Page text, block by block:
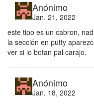
Anónimo
Jan. 21, 2022
este tipo es un cabron,
la sección en putty
ver si lo botan pal carajo.
Anónimo
Jan. 18, 2022